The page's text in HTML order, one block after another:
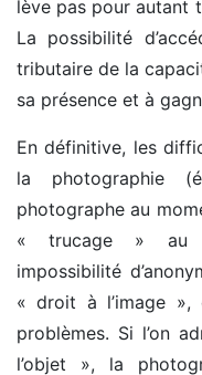
lève pas pour autant
La possibilité
tributaire de la
sa présence et à
En définitive, les
la photographie
photographe au
« trucage » au
impossibilité
« droit à l’image »,
problèmes. Si l’on
l’objet », la